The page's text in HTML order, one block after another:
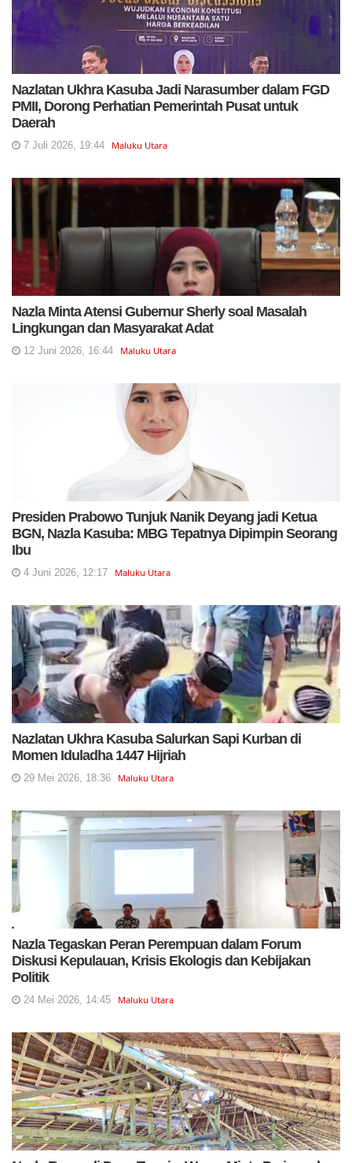
Nazlatan Ukhra Kasuba Jadi Narasumber dalam FGD
PMII, Dorong Perhatian Pemerintah Pusat untuk
Daerah
7 Juli 2026, 19:44 Maluku Utara
Nazla Minta Atensi Gubernur Sherly soal Masalah
Lingkungan dan Masyarakat Adat
12 Juni 2026, 16:44 Maluku Utara
Presiden Prabowo Tunjuk Nanik Deyang jadi Ketua
BGN, Nazla Kasuba: MBG Tepatnya Dipimpin Seorang
Ibu
4 Juni 2026, 12:17 Maluku Utara
Nazlatan Ukhra Kasuba Salurkan Sapi Kurban di
Momen Iduladha 1447 Hijriah
29 Mei 2026, 18:36 Maluku Utara
Nazla Tegaskan Peran Perempuan dalam Forum
Diskusi Kepulauan, Krisis Ekologis dan Kebijakan
Politik
24 Mei 2026, 14:45 Maluku Utara